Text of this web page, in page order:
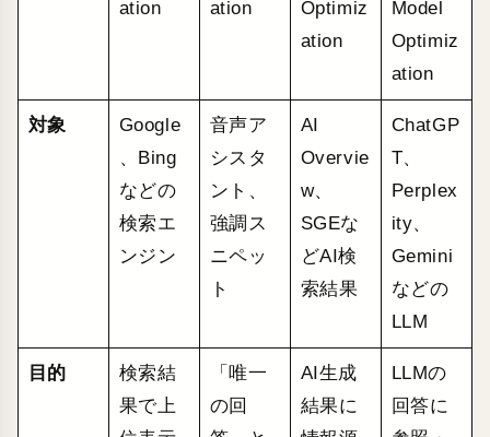
ation
ation
Optimiz
ation
Model
Optimiz
ation
対象
Google
、Bing
などの
検索エ
ンジン
音声ア
シスタ
ント、
強調ス
ニペッ
ト
AI
Overvie
w、
SGEな
どAI検
索結果
ChatGP
T、
Perplex
ity、
Gemini
などの
LLM
目的
検索結
果で上
「唯一
の回
AI生成
結果に
LLMの
回答に